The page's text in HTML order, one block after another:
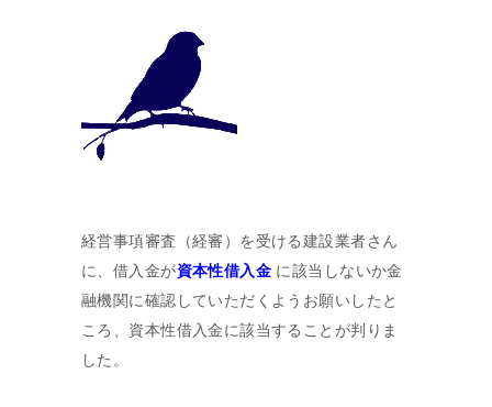
経営事項審査（経審）を受ける建設業者さん
に、借入金が資本性借入金 に該当しないか金
融機関に確認していただくようお願いしたと
ころ、資本性借入金に該当することが判りま
した。